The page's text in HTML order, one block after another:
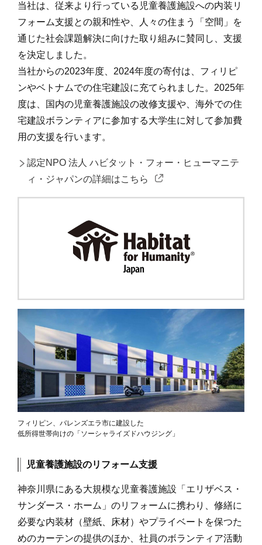
当社は、従来より行っている児童養護施設への内装リ
フォーム支援との親和性や、人々の住まう「空間」を
通じた社会課題解決に向けた取り組みに賛同し、支援
を決定しました。
当社からの2023年度、2024年度の寄付は、フィリピ
ンやベトナムでの住宅建設に充てられました。2025年
度は、国内の児童養護施設の改修支援や、海外での住
宅建設ボランティアに参加する大学生に対して参加費
用の支援を行います。
認定NPO 法人 ハビタット・フォー・ヒューマニテ
ィ・ジャパンの詳細はこちら
フィリピン、バレンズエラ市に建設した
低所得世帯向けの「ソーシャライズドハウジング」
児童養護施設のリフォーム支援
神奈川県にある大規模な児童養護施設「エリザベス・
サンダース・ホーム」のリフォームに携わり、修繕に
必要な内装材（壁紙、床材）やプライベートを保つた
めのカーテンの提供のほか、社員のボランティア活動